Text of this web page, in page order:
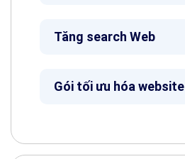
Tăng search Web
Gói tối ưu hóa website